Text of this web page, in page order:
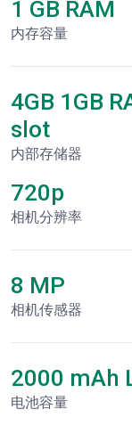
1 GB RAM
内存容量
4GB 1GB
slot
内部存储器
720p
相机分辨率
8 MP
相机传感器
2000 mAh
电池容量